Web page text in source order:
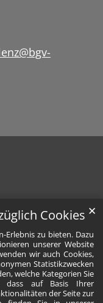
Cookies
zu bieten. Dazu
unserer Website
wir auch Cookies,
Statistikzwecken
welche Kategorien Sie
dass auf Basis Ihrer
der Seite zur
✕